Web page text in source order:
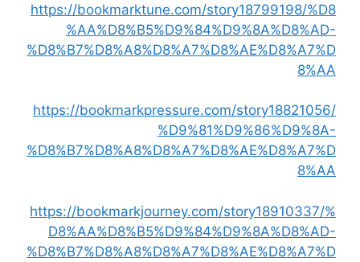
https://bookmarktune.com/story18799198/%D8
%AA%D8%B5%D9%84%D9%8A%D8%AD-
%D8%B7%D8%A8%D8%A7%D8%AE%D8%A7%D
8%AA
https://bookmarkpressure.com/story18821056/
%D9%81%D9%86%D9%8A-
%D8%B7%D8%A8%D8%A7%D8%AE%D8%A7%D
8%AA
https://bookmarkjourney.com/story18910337/%
D8%AA%D8%B5%D9%84%D9%8A%D8%AD-
%D8%B7%D8%A8%D8%A7%D8%AE%D8%A7%D